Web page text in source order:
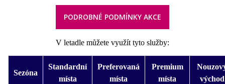
PODROBNÉ PODMÍNKY AKCE
V letadle můžete využít tyto služby:
Sezóna
Standardní
místa
Preferovaná
místa
Premium
místa
východ